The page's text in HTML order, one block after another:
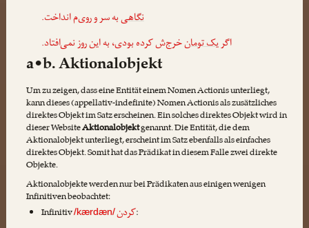
نگاهیبه سر و روی‌م انداخت.
اگریک تومانخرج‌ش کرده بودی، به این روز نمی‌افتاد.
a•b. Aktionalobjekt
Um zu zeigen, dass eine Entität einem Nomen Actionis unterliegt,
kann dieses (appellativ-indefinite) Nomen Actionis als zusätzliches
direktes Objekt im Satz erscheinen. Ein solches direktes Objekt wird in
dieser WebsiteAktionalobjektgenannt. Die Entität, die dem
Aktionalobjekt unterliegt, erscheint im Satz ebenfalls als einfaches
direktes Objekt. Somit hat das Prädikat in diesem Falle zwei direkte
Objekte.
Aktionalobjekte werden nur bei Prädikaten aus einigen wenigen
Infinitiven beobachtet:
Infinitiv/kærdæn/کردن: